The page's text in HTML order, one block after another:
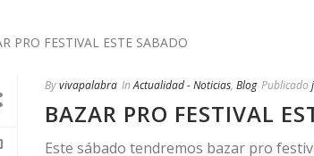
Byvivapalabra In Actualidad - Noticias, Blog Publicado
BAZAR PRO FESTIVAL
Este sábado tendremos bazar pro